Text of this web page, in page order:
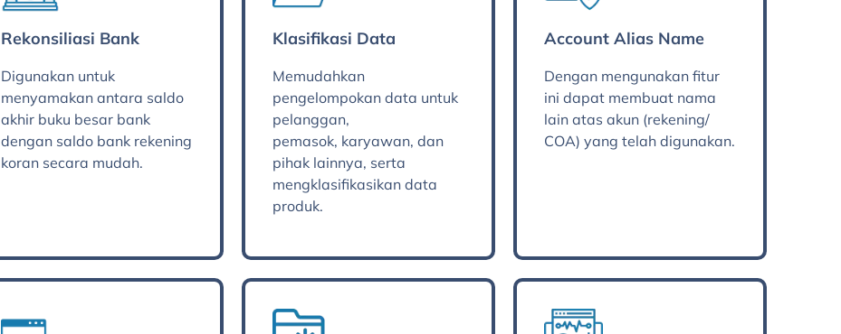
Rekonsiliasi Bank
Digunakan untuk
menyamakan antara saldo
akhir buku besar bank
dengan saldo bank rekening
koran secara mudah.
Klasifikasi Data
Memudahkan
pengelompokan data untuk
pelanggan,
pemasok, karyawan, dan
pihak lainnya, serta
mengklasifikasikan data
produk.
Account Alias Name
Dengan mengunakan fitur
ini dapat membuat nama
lain atas akun (rekening/
COA) yang telah digunakan.